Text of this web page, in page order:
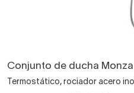
Conjunto de ducha Monza
Termostático, rociador acero